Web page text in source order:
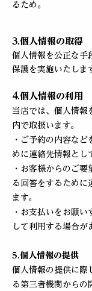
るため。
3.個人情報の取得
個人情報を公正な手
保護を実施いたしま
4.個人情報の利用
当店では、個人情報
内で取扱います。
・ご予約の内容な
めに連絡先情報とし
・お客様からのご
る回答をするために
ます。
・お支払いをお願い
して利用する場合が
5.個人情報の提供
個人情報の提供に際
る第三者機関からの